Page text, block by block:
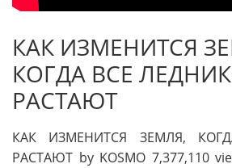
КАК ИЗМЕНИТСЯ
КОГДА ВСЕ
РАСТАЮТ
КАК ИЗМЕНИТСЯ ЗЕМЛЯ,
РАСТАЮТ by KOSMO 7,377,110